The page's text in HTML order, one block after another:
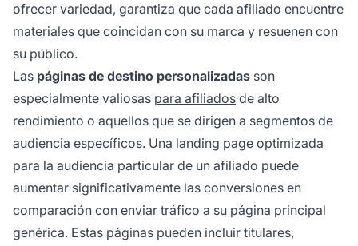
ofrecer variedad, garantiza que cada afiliado encuentre
materiales que coincidan con su marca y resuenen con
su público.
Las páginas de destino personalizadas son
especialmente valiosas para afiliados de alto
rendimiento o aquellos que se dirigen a segmentos de
audiencia específicos. Una landing page optimizada
para la audiencia particular de un afiliado puede
aumentar significativamente las conversiones en
comparación con enviar tráfico a su página principal
genérica. Estas páginas pueden incluir titulares,